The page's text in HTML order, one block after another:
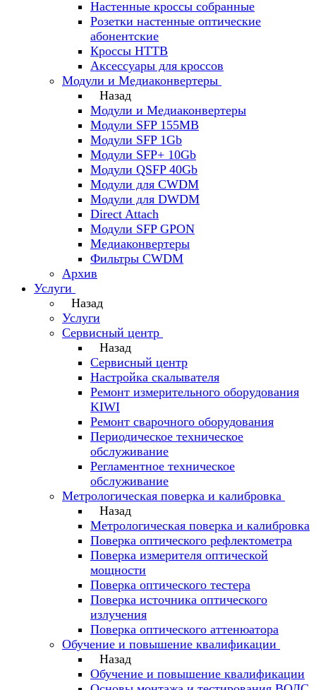
Настенные кроссы собранные
Розетки настенные оптические
абонентские
Кроссы HTTB
Аксессуары для кроссов
Модули и Медиаконвертеры
Назад
Модули и Медиаконвертеры
Модули SFP 155MB
Модули SFP 1Gb
Модули SFP+ 10Gb
Модули QSFP 40Gb
Модули для CWDM
Модули для DWDM
Direct Attach
Модули SFP GPON
Медиаконвертеры
Фильтры CWDM
Архив
Услуги
Назад
Услуги
Сервисный центр
Назад
Сервисный центр
Настройка скалывателя
Ремонт измерительного оборудования
KIWI
Ремонт сварочного оборудования
Периодическое техническое
обслуживание
Регламентное техническое
обслуживание
Метрологическая поверка и калибровка
Назад
Метрологическая поверка и калибровка
Поверка оптического рефлектометра
Поверка измерителя оптической
мощности
Поверка оптического тестера
Поверка источника оптического
излучения
Поверка оптического аттенюатора
Обучение и повышение квалификации
Назад
Обучение и повышение квалификации